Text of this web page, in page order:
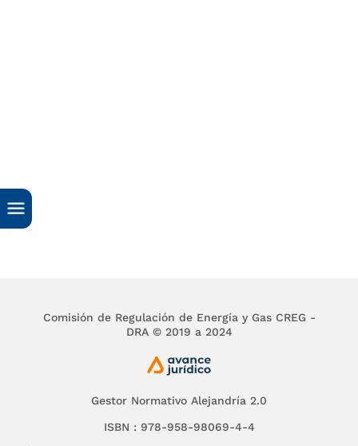
Gestor Normativo Alejandría 2.0
ISBN : 978-958-98069-4-4
Comisión de Regulación de Energía y Gas CREG -
DRA © 2019 a 2024